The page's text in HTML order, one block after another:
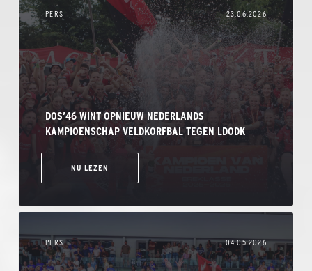
PERS 23.06.2026
DOS’46 WINT OPNIEUW NEDERLANDS
KAMPIOENSCHAP VELDKORFBAL TEGEN LDODK
NU LEZEN
PERS 04.05.2026